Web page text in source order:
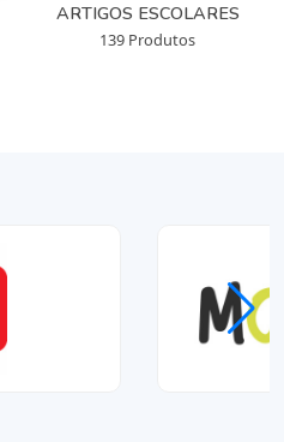
ARTIGOS ESCOLARES
139 Produtos